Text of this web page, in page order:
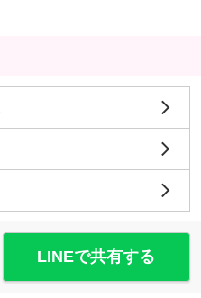
LINEで共有する